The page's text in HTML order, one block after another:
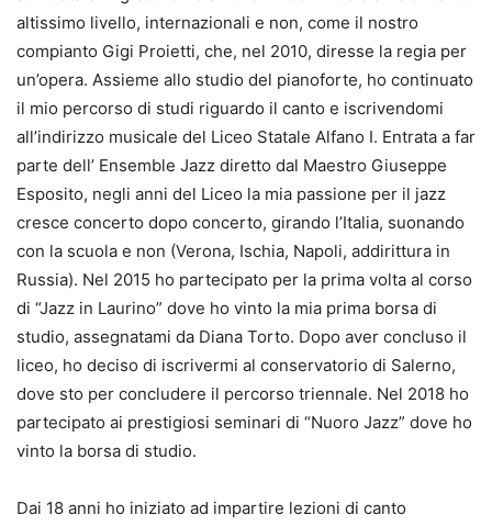
altissimo livello, internazionali e non, come il nostro
compianto Gigi Proietti, che, nel 2010, diresse la regia per
un’opera. Assieme allo studio del pianoforte, ho continuato
il mio percorso di studi riguardo il canto e iscrivendomi
all’indirizzo musicale del Liceo Statale Alfano I. Entrata a far
parte dell’ Ensemble Jazz diretto dal Maestro Giuseppe
Esposito, negli anni del Liceo la mia passione per il jazz
cresce concerto dopo concerto, girando l’Italia, suonando
con la scuola e non (Verona, Ischia, Napoli, addirittura in
Russia). Nel 2015 ho partecipato per la prima volta al corso
di “Jazz in Laurino” dove ho vinto la mia prima borsa di
studio, assegnatami da Diana Torto. Dopo aver concluso il
liceo, ho deciso di iscrivermi al conservatorio di Salerno,
dove sto per concludere il percorso triennale. Nel 2018 ho
partecipato ai prestigiosi seminari di “Nuoro Jazz” dove ho
vinto la borsa di studio.
Dai 18 anni ho iniziato ad impartire lezioni di canto